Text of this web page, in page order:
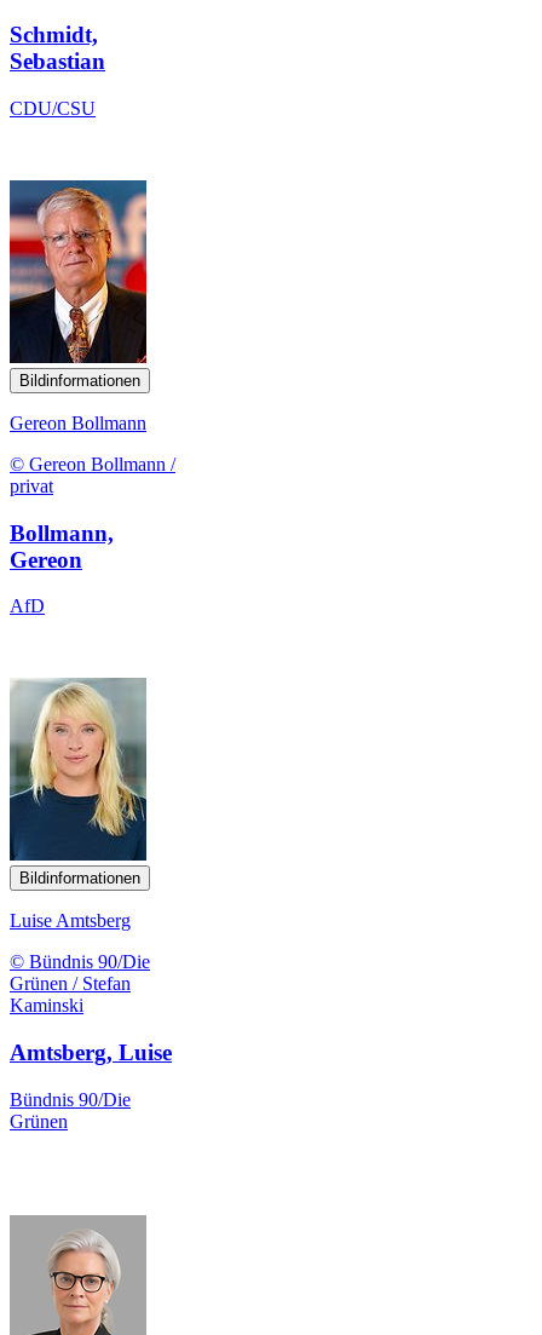
Schmidt,
Sebastian
CDU/CSU
Bildinformationen
Gereon Bollmann
© Gereon Bollmann /
privat
Bollmann,
Gereon
AfD
Bildinformationen
Luise Amtsberg
© Bündnis 90/Die
Grünen / Stefan
Kaminski
Amtsberg, Luise
Bündnis 90/Die
Grünen